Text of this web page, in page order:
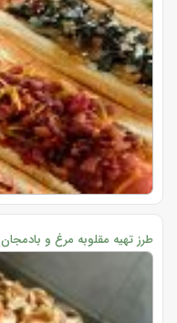
طرز تهیه مقلوبه مرغ و بادمجان